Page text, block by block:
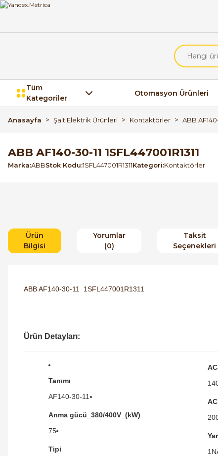
Tüm
Kategoriler
Otomasyon Ürünleri
Anasayfa Şalt Elektrik Ürünleri Kontaktörler ABB AF140-
ABB AF140-30-11 1SFL447001R1311
Marka ABBStok Kodu 1SFL447001R1311Kategori Kontaktörler
Ürün
Bilgisi
Yorumlar
(0)
Taksit
Seçenekleri
ABB AF140-30-11 1SFL447001R1311
Ürün Detayları:
Tanımı
AF140-30-11
Anma gücü_380/400V_(kW)
75
Tipi